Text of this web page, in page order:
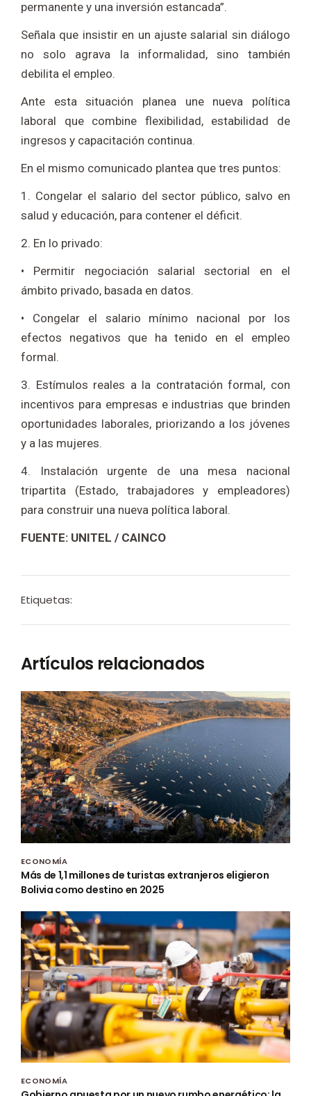
permanente y una inversión estancada”.
Señala que insistir en un ajuste salarial sin diálogo
no solo agrava la informalidad, sino también
debilita el empleo.
Ante esta situación planea une nueva política
laboral que combine flexibilidad, estabilidad de
ingresos y capacitación continua.
En el mismo comunicado plantea que tres puntos:
1. Congelar el salario del sector público, salvo en
salud y educación, para contener el déficit.
2. En lo privado:
• Permitir negociación salarial sectorial en el
ámbito privado, basada en datos.
• Congelar el salario mínimo nacional por los
efectos negativos que ha tenido en el empleo
formal.
3. Estímulos reales a la contratación formal, con
incentivos para empresas e industrias que brinden
oportunidades laborales, priorizando a los jóvenes
y a las mujeres.
4. Instalación urgente de una mesa nacional
tripartita (Estado, trabajadores y empleadores)
para construir una nueva política laboral.
FUENTE: UNITEL / CAINCO
Etiquetas:
Artículos relacionados
ECONOMÍA
Más de 1,1 millones de turistas extranjeros eligieron
Bolivia como destino en 2025
ECONOMÍA